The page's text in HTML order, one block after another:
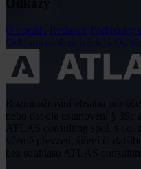
O portálu Redakce Podmínky
Ochrana osobních údajů
včetně převzetí, šíření či